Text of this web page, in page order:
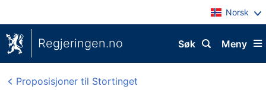
Norsk
Regjeringen.no Meny
Søk
Proposisjoner til Stortinget